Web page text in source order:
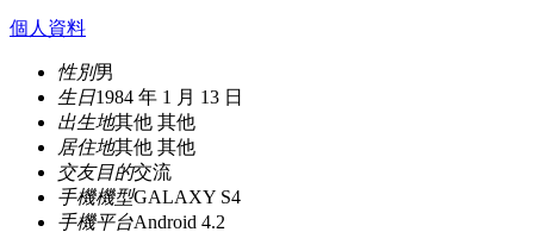
個人資料
性別男
生日1984 年 1 月 13 日
出生地其他 其他
居住地其他 其他
交友目的交流
手機機型GALAXY S4
手機平台Android 4.2